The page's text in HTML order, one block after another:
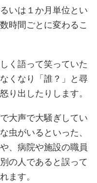
いは１か月単位とい
時間ごとに変わるこ
く語って笑っていた
くなり「誰？」と尋
り出したりします。
大声で大騒ぎしてい
虫がいるといった、
、病院や施設の職員
の人であると誤って
ます。